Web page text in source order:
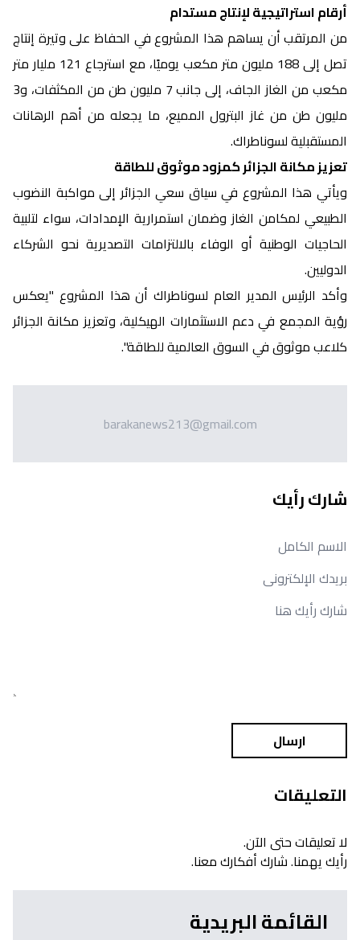
أرقام استراتيجية لإنتاج مستدام
من المرتقب أن يساهم هذا المشروع في الحفاظ على وتيرة إنتاج
تصل إلى 188 مليون متر مكعب يوميًا، مع استرجاع 121 مليار متر
مكعب من الغاز الجاف، إلى جانب 7 مليون طن من المكثفات، و3
مليون طن من غاز البترول المميع، ما يجعله من أهم الرهانات
المستقبلية لسوناطراك.
تعزيز مكانة الجزائر كمزود موثوق للطاقة
ويأتي هذا المشروع في سياق سعي الجزائر إلى مواكبة النضوب
الطبيعي لمكامن الغاز وضمان استمرارية الإمدادات، سواء لتلبية
الحاجيات الوطنية أو الوفاء بالالتزامات التصديرية نحو الشركاء
الدوليين.
وأكد الرئيس المدير العام لسوناطراك أن هذا المشروع "يعكس
رؤية المجمع في دعم الاستثمارات الهيكلية، وتعزيز مكانة الجزائر
كلاعب موثوق في السوق العالمية للطاقة".
barakanews213@gmail.com
شارك رأيك
ارسال
التعليقات
لا تعليقات حتى الآن.
رأيك يهمنا. شارك أفكارك معنا.
القائمة البريدية